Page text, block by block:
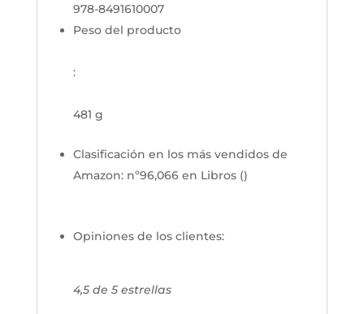
978-8491610007
Peso del producto
:
481 g
Clasificación en los más vendidos de
Amazon: nº96,066 en Libros ()
Opiniones de los clientes:
4,5 de 5 estrellas